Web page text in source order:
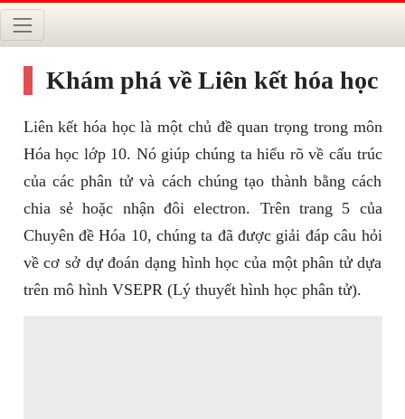
Khám phá về Liên kết hóa học
Liên kết hóa học là một chủ đề quan trọng trong môn
Hóa học lớp 10. Nó giúp chúng ta hiểu rõ về cấu trúc
của các phân tử và cách chúng tạo thành bằng cách
chia sẻ hoặc nhận đôi electron. Trên trang 5 của
Chuyên đề Hóa 10, chúng ta đã được giải đáp câu hỏi
về cơ sở dự đoán dạng hình học của một phân tử dựa
trên mô hình VSEPR (Lý thuyết hình học phân tử).